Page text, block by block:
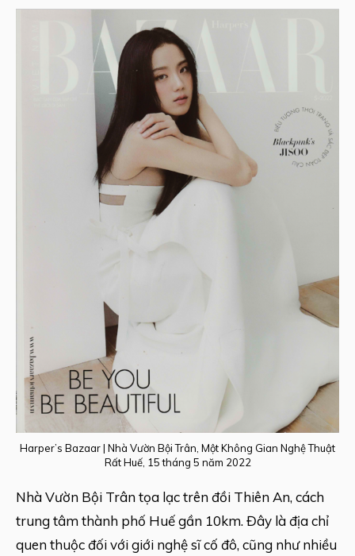
Harper’s Bazaar | Nhà Vườn Bội Trân, Một Không Gian Nghệ Thuật
Rất Huế, 15 tháng 5 năm 2022
Nhà Vườn Bội Trân tọa lạc trên đồi Thiên An, cách
trung tâm thành phố Huế gần 10km. Đây là địa chỉ
quen thuộc đối với giới nghệ sĩ cố đô, cũng như nhiều